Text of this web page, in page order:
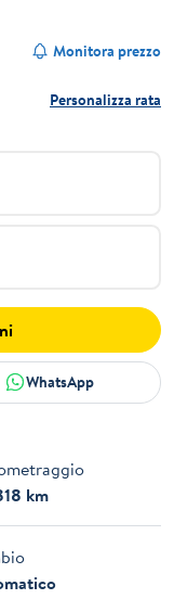
Monitora prezzo
Personalizza rata
WhatsApp
km